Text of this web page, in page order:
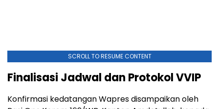
SCROLL TO RESUME CONTENT
Finalisasi Jadwal dan Protokol VVIP
Konfirmasi kedatangan Wapres disampaikan oleh